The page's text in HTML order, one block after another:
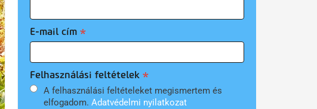
E-mail cím
Felhasználási feltételek
A felhasználási feltételeket megismertem és
elfogadom. Adatvédelmi nyilatkozat